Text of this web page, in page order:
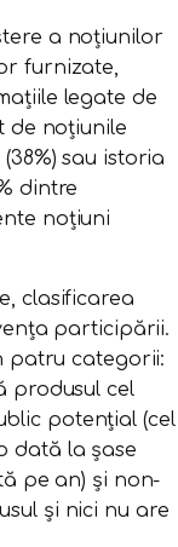
a noțiunilor
furnizate,
legate de
de noțiunile
sau istoria
dintre
noțiuni
clasificarea
participării.
patru categorii:
produsul cel
potențial (cel
dată la șase
pe an) și non-
și nici nu are